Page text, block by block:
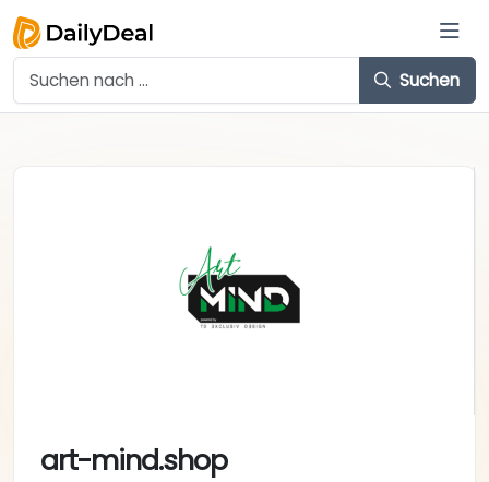
Suchen
art-mind.shop